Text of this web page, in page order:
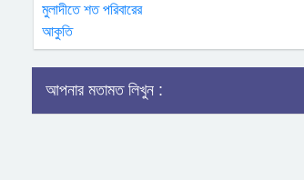
আপনার মতামত লিখুন :